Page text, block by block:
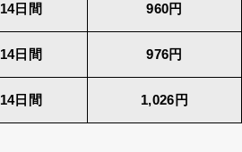
14日間 960円
14日間 976円
14日間 1,026円